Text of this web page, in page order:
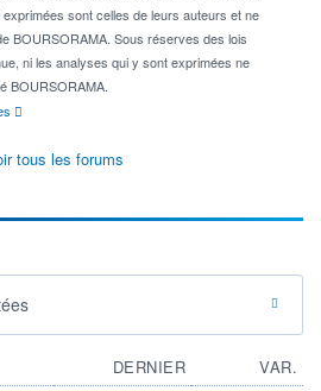
sont celles de leurs auteurs et ne
BOURSORAMA. Sous réserves des lois
ni les analyses qui y sont exprimées ne
BOURSORAMA.
tous les forums
DERNIER
VAR.